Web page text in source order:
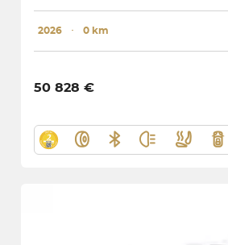
2026 ･ 0 km
50 828 €